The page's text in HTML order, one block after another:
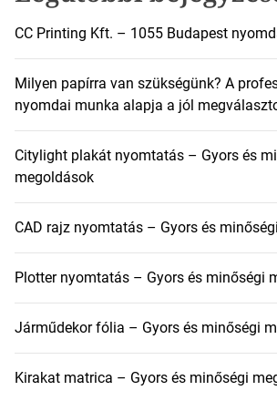
CC Printing Kft. – 1055 Budapest
Milyen papírra van szükségünk? A
nyomdai munka alapja a jól
Citylight plakát nyomtatás – Gyors és
megoldások
CAD rajz nyomtatás – Gyors és
Plotter nyomtatás – Gyors és minőségi
Járműdekor fólia – Gyors és minőségi
Kirakat matrica – Gyors és minőségi